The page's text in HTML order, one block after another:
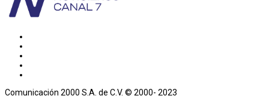
Comunicación 2000 S.A. de C.V. © 2000- 2023